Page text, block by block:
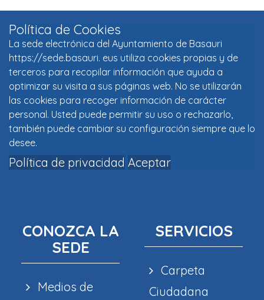
Política de Cookies
La sede electrónica del Ayuntamiento de Basauri
https://sede.basauri. eus utiliza cookies propias y de
terceros para recopilar información que ayuda a
optimizar su visita a sus páginas web. No se utilizarán
las cookies para recoger información de carácter
personal. Usted puede permitir su uso o rechazarlo,
también puede cambiar su configuración siempre que lo
desee.
Política de privacidad Aceptar
CONOZCA LA
SEDE
Medios de
SERVICIOS
Carpeta
Ciudadana